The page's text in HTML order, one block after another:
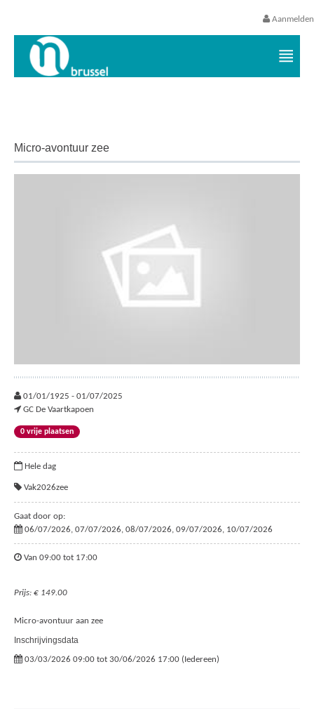
Aanmelden
Micro-avontuur zee
01/01/1925 - 01/07/2025
GC De Vaartkapoen
0 vrije plaatsen
Hele dag
Vak2026zee
Gaat door op:
06/07/2026, 07/07/2026, 08/07/2026, 09/07/2026, 10/07/2026
Van 09:00 tot 17:00
Prijs: € 149.00
Micro-avontuur aan zee
Inschrijvingsdata
03/03/2026 09:00 tot 30/06/2026 17:00 (Iedereen)